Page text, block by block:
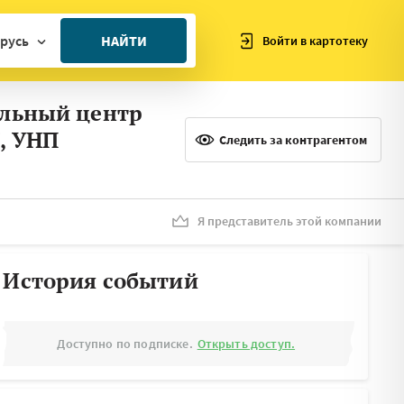
НАЙТИ Войти в картотеку
центр
УНП
Следить за контрагентом
Я представитель этой компании
История событий
Доступно по подписке. Открыть доступ.